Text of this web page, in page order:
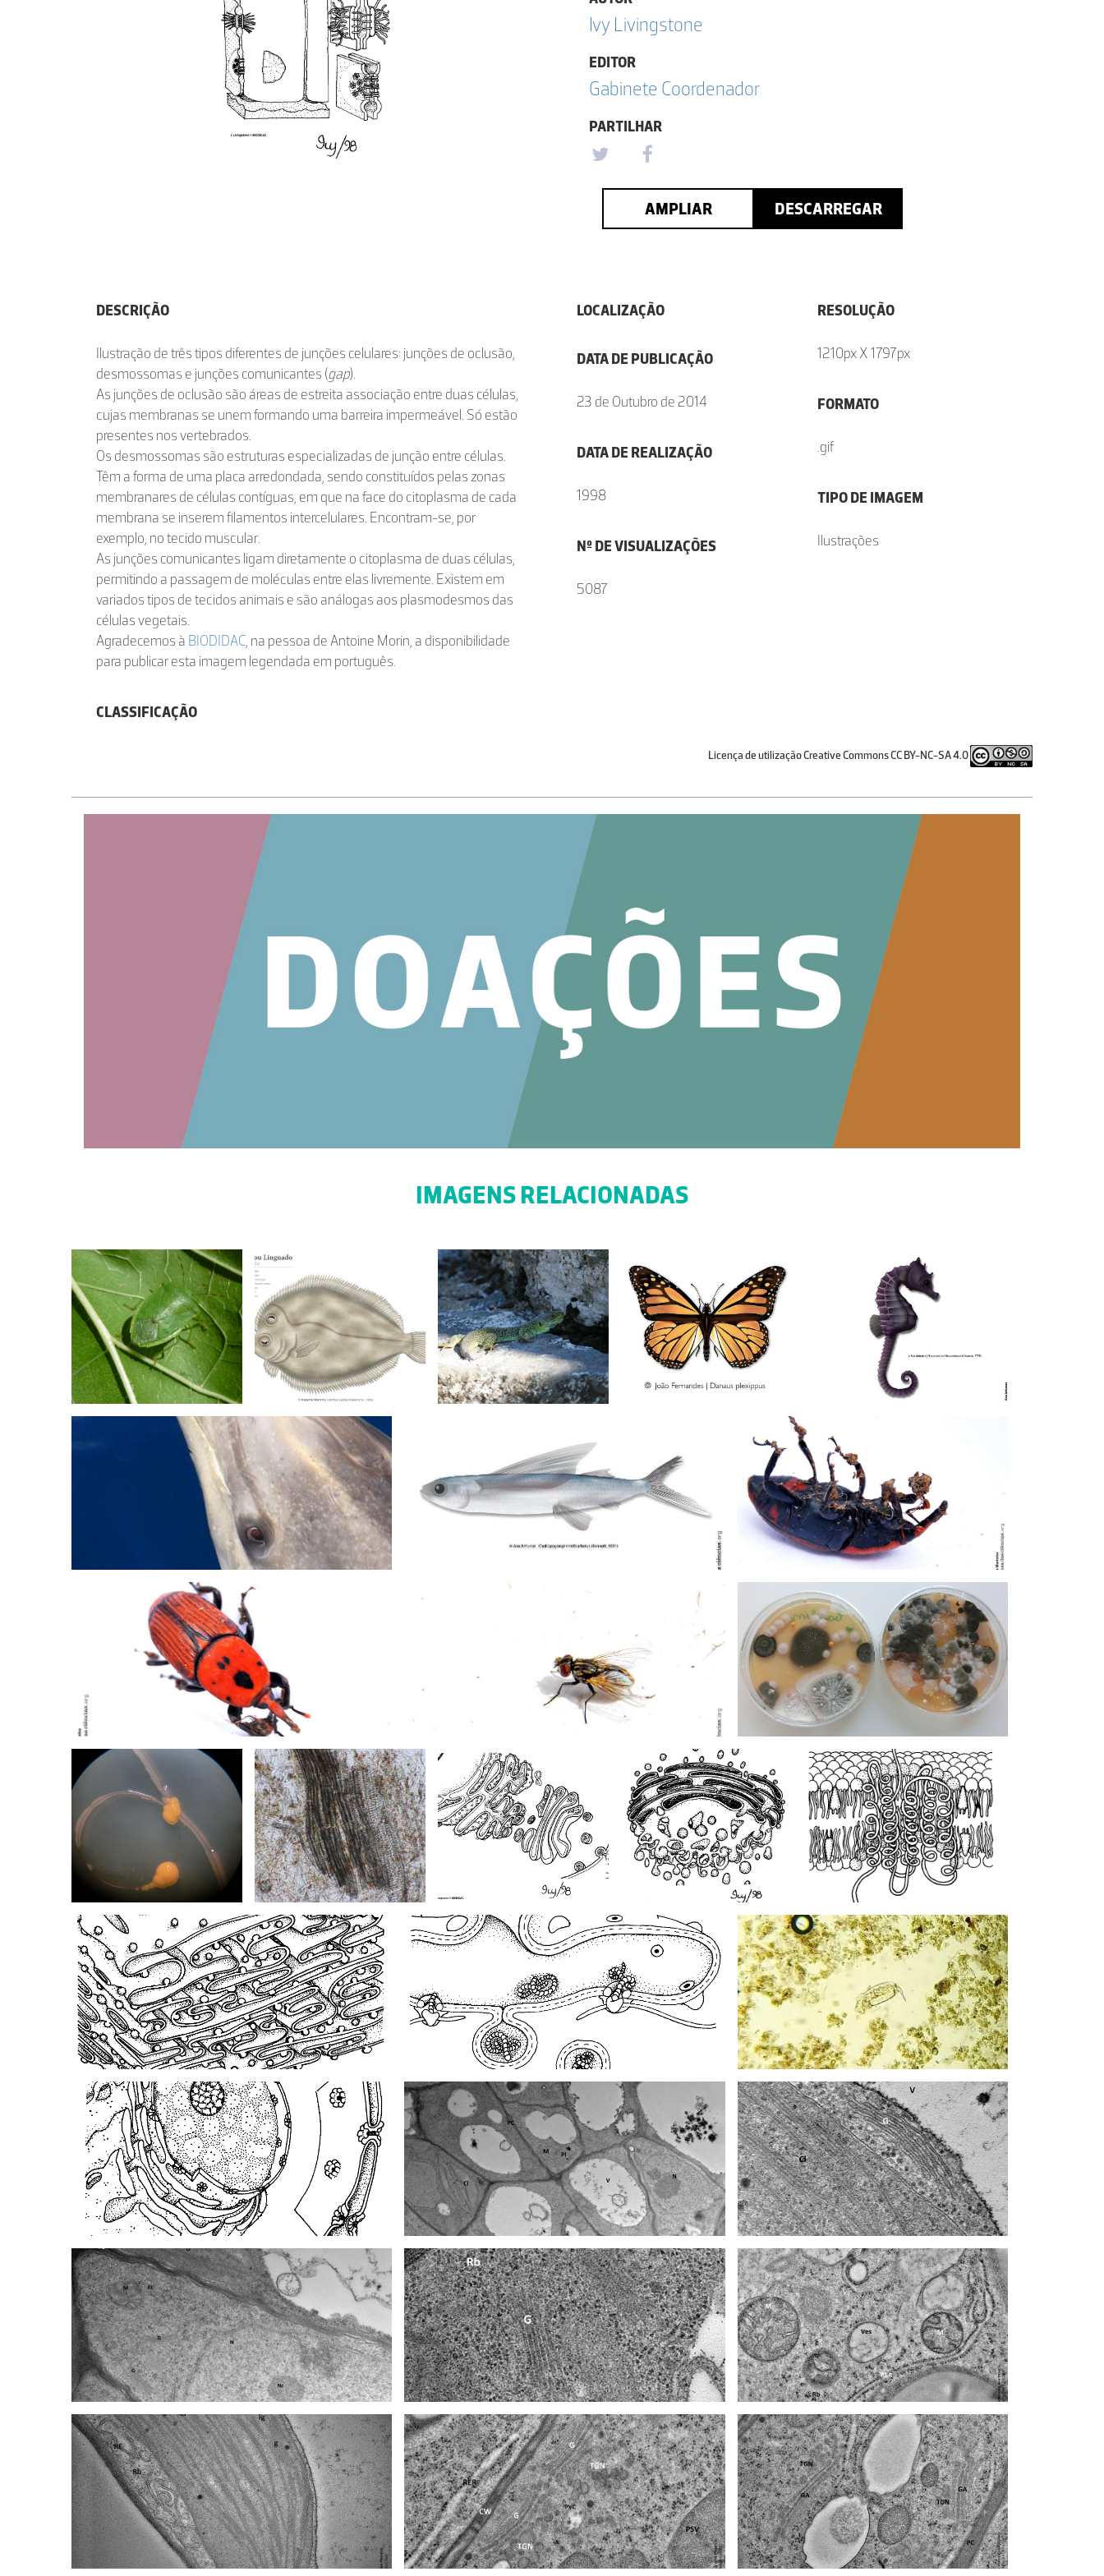
Ivy Livingstone
EDITOR
Gabinete Coordenador
PARTILHAR
AMPLIAR DESCARREGAR
DESCRIÇÃO
Ilustração de três tipos diferentes de junções celulares: junções de oclusão,
desmossomas e junções comunicantes (gap).
As junções de oclusão são áreas de estreita associação entre duas células,
cujas membranas se unem formando uma barreira impermeável. Só estão
presentes nos vertebrados.
Os desmossomas são estruturas especializadas de junção entre células.
Têm a forma de uma placa arredondada, sendo constituídos pelas zonas
membranares de células contíguas, em que na face do citoplasma de cada
membrana se inserem filamentos intercelulares. Encontram-se, por
exemplo, no tecido muscular.
As junções comunicantes ligam diretamente o citoplasma de duas células,
permitindo a passagem de moléculas entre elas livremente. Existem em
variados tipos de tecidos animais e são análogas aos plasmodesmos das
células vegetais.
Agradecemos à BIODIDAC, na pessoa de Antoine Morin, a disponibilidade
para publicar esta imagem legendada em português.
CLASSIFICAÇÃO
LOCALIZAÇÃO
DATA DE PUBLICAÇÃO
23 de Outubro de 2014
DATA DE REALIZAÇÃO
1998
Nº DE VISUALIZAÇÕES
5087
RESOLUÇÃO
1210px X 1797px
FORMATO
.gif
TIPO DE IMAGEM
Ilustrações
Licença de utilização Creative Commons CC BY-NC-SA 4.0
IMAGENS RELACIONADAS